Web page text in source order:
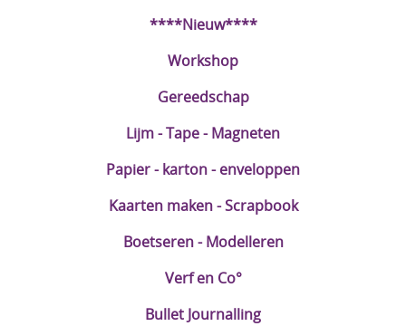
****Nieuw****
Workshop
Gereedschap
Lijm - Tape - Magneten
Papier - karton - enveloppen
Kaarten maken - Scrapbook
Boetseren - Modelleren
Verf en Co°
Bullet Journalling